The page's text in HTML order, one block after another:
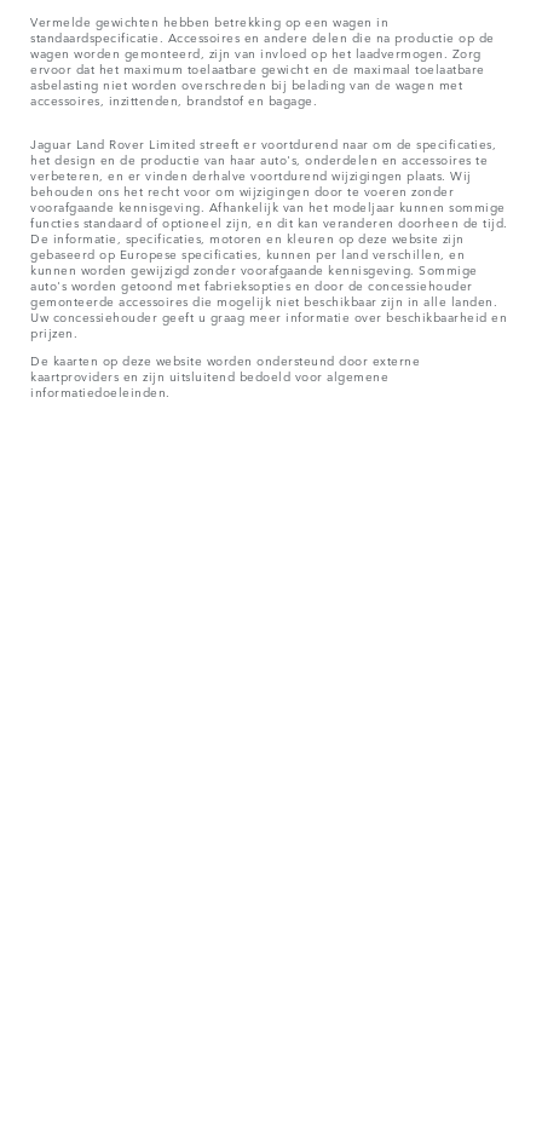
Vermelde gewichten hebben betrekking op een wagen in
standaardspecificatie. Accessoires en andere delen die na productie op de
wagen worden gemonteerd, zijn van invloed op het laadvermogen. Zorg
ervoor dat het maximum toelaatbare gewicht en de maximaal toelaatbare
asbelasting niet worden overschreden bij belading van de wagen met
accessoires, inzittenden, brandstof en bagage.
Jaguar Land Rover Limited streeft er voortdurend naar om de specificaties,
het design en de productie van haar auto's, onderdelen en accessoires te
verbeteren, en er vinden derhalve voortdurend wijzigingen plaats. Wij
behouden ons het recht voor om wijzigingen door te voeren zonder
voorafgaande kennisgeving. Afhankelijk van het modeljaar kunnen sommige
functies standaard of optioneel zijn, en dit kan veranderen doorheen de tijd.
De informatie, specificaties, motoren en kleuren op deze website zijn
gebaseerd op Europese specificaties, kunnen per land verschillen, en
kunnen worden gewijzigd zonder voorafgaande kennisgeving. Sommige
auto's worden getoond met fabrieksopties en door de concessiehouder
gemonteerde accessoires die mogelijk niet beschikbaar zijn in alle landen.
Uw concessiehouder geeft u graag meer informatie over beschikbaarheid en
prijzen.
De kaarten op deze website worden ondersteund door externe
kaartproviders en zijn uitsluitend bedoeld voor algemene
informatiedoeleinden.